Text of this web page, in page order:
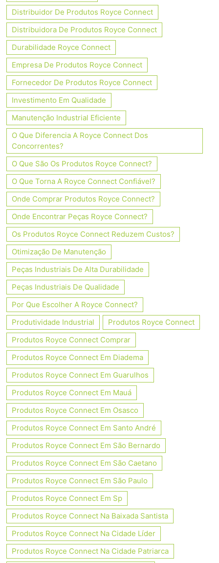
Distribuidor De Produtos Royce Connect
Distribuidora De Produtos Royce Connect
Durabilidade Royce Connect
Empresa De Produtos Royce Connect
Fornecedor De Produtos Royce Connect
Investimento Em Qualidade
Manutenção Industrial Eficiente
O Que Diferencia A Royce Connect Dos
Concorrentes?
O Que São Os Produtos Royce Connect?
O Que Torna A Royce Connect Confiável?
Onde Comprar Produtos Royce Connect?
Onde Encontrar Peças Royce Connect?
Os Produtos Royce Connect Reduzem Custos?
Otimização De Manutenção
Peças Industriais De Alta Durabilidade
Peças Industriais De Qualidade
Por Que Escolher A Royce Connect?
Produtividade Industrial
Produtos Royce Connect
Produtos Royce Connect Comprar
Produtos Royce Connect Em Diadema
Produtos Royce Connect Em Guarulhos
Produtos Royce Connect Em Mauá
Produtos Royce Connect Em Osasco
Produtos Royce Connect Em Santo André
Produtos Royce Connect Em São Bernardo
Produtos Royce Connect Em São Caetano
Produtos Royce Connect Em São Paulo
Produtos Royce Connect Em Sp
Produtos Royce Connect Na Baixada Santista
Produtos Royce Connect Na Cidade Líder
Produtos Royce Connect Na Cidade Patriarca